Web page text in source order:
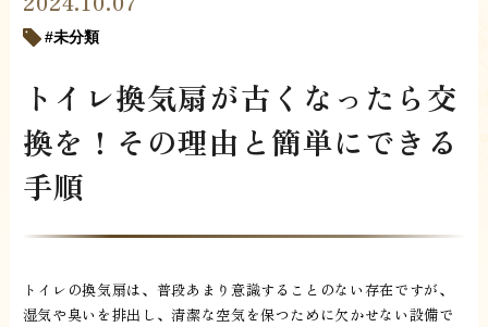
未分類
トイレ換気扇が古くなったら交
換を！その理由と簡単にできる
手順
トイレの換気扇は、普段あまり意識することのない存在ですが、
湿気や臭いを排出し、清潔な空気を保つために欠かせない設備で